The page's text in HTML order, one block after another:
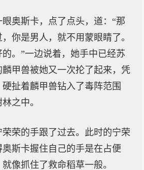
奥斯卡，点了点头，道：“那
你是男人，就不用蒙眼睛了。
。”一边说着，她手中已经苏
甲兽被她又一次抡了起来，凭
扯着麟甲兽钻入了毒阵范围
之中。
荣荣的手跟了过去。此时的宁荣
斯卡握住自己的手是在占便
像抓住了救命稻草一般。